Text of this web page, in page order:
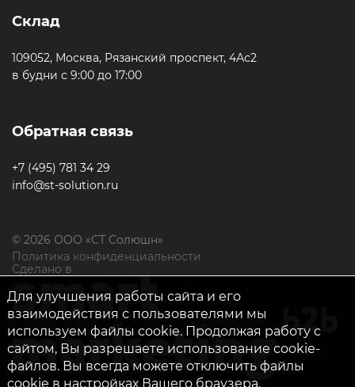
Склад
109052, Москва, Рязанский проспект, 4Ас2
в будни с 9:00 до 17:00
Обратная связь
+7 (495) 781 34 29
info@st-solution.ru
© 2026 ООО «СТ Солюшн»
Политика конфиденциальности
Сделано в
Для улучшения работы сайта и его
взаимодействия с пользователями мы
используем файлы cookie. Продолжая работу с
сайтом, Вы разрешаете использование cookie-
файлов. Вы всегда можете отключить файлы
cookie в настройках Вашего браузера.